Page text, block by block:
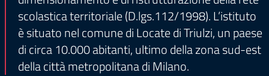
scolastica territoriale (D.lgs.112/1998). L’istituto
è situato nel comune di Locate di Triulzi, un paese
di circa 10.000 abitanti, ultimo della zona sud-est
della città metropolitana di Milano.